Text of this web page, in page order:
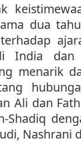
dua
India dan
menarik
Ali dan
Shadiq
Nashrani